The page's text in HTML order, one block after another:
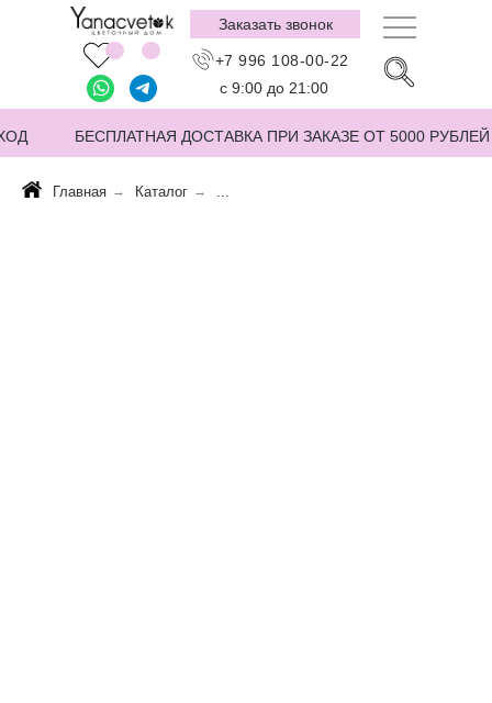
+7 996 108-00-22
Заказать звонок
БЕСПЛАТНАЯ ДОСТАВКА ПРИ ЗАКАЗЕ ОТ 5000 РУБЛЕЙ
с 9:00 до 21:00
Главная → Каталог → ...